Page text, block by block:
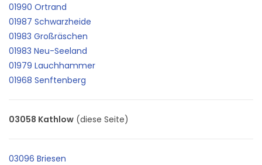
01990 Ortrand
01987 Schwarzheide
01983 Großräschen
01983 Neu-Seeland
01979 Lauchhammer
01968 Senftenberg
03058 Kathlow (diese Seite)
03096 Briesen